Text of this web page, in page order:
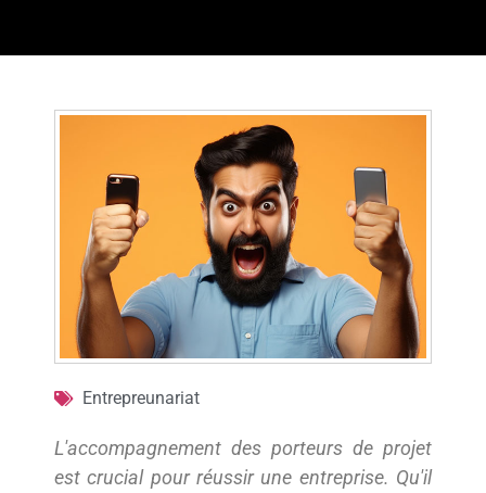
Entrepreunariat
L'accompagnement des porteurs de projet
est crucial pour réussir une entreprise. Qu'il